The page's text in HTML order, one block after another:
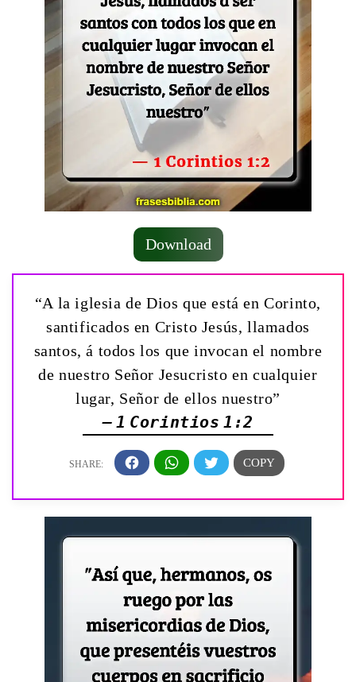
Download
“A la iglesia de Dios que está en Corinto,
santificados en Cristo Jesús, llamados
santos, á todos los que invocan el nombre
de nuestro Señor Jesucristo en cualquier
lugar, Señor de ellos nuestro”
— 1 Corintios 1:2